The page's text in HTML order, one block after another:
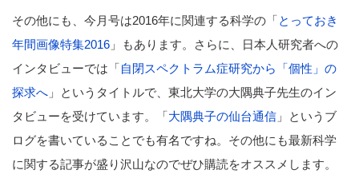
その他にも、今月号は2016年に関連する科学の「とっておき
年間画像特集2016 」もあります。さらに、日本人研究者への
インタビューでは「自閉スペクトラム症研究から「個性」の
探求へ 」というタイトルで、東北大学の大隅典子先生のイン
タビューを受けています。「大隅典子の仙台通信 」というブ
ログを書いていることでも有名ですね。その他にも最新科学
に関する記事が盛り沢山なのでぜひ購読をオススメします。